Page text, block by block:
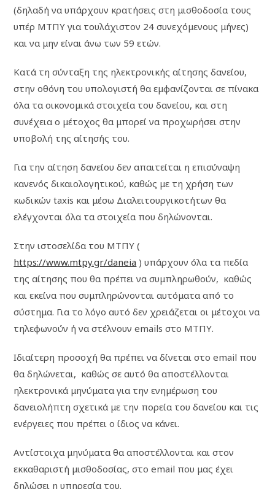
(δηλαδή να υπάρχουν κρατήσεις στη μισθοδοσία τους
υπέρ ΜΤΠΥ για τουλάχιστον 24 συνεχόμενους μήνες)
και να μην είναι άνω των 59 ετών.
Κατά τη σύνταξη της ηλεκτρονικής αίτησης δανείου,
στην οθόνη του υπολογιστή θα εμφανίζονται σε πίνακα
όλα τα οικονομικά στοιχεία του δανείου, και στη
συνέχεια ο μέτοχος θα μπορεί να προχωρήσει στην
υποβολή της αίτησής του.
Για την αίτηση δανείου δεν απαιτείται η επισύναψη
κανενός δικαιολογητικού, καθώς με τη χρήση των
κωδικών taxis και μέσω Διαλειτουργικοτήτων θα
ελέγχονται όλα τα στοιχεία που δηλώνονται.
Στην ιστοσελίδα του ΜΤΠΥ (
https://www.mtpy.gr/daneia ) υπάρχουν όλα τα πεδία
της αίτησης που θα πρέπει να συμπληρωθούν, καθώς
και εκείνα που συμπληρώνονται αυτόματα από το
σύστημα. Για το λόγο αυτό δεν χρειάζεται οι μέτοχοι να
τηλεφωνούν ή να στέλνουν emails στο ΜΤΠΥ.
Ιδιαίτερη προσοχή θα πρέπει να δίνεται στο email που
θα δηλώνεται, καθώς σε αυτό θα αποστέλλονται
ηλεκτρονικά μηνύματα για την ενημέρωση του
δανειολήπτη σχετικά με την πορεία του δανείου και τις
ενέργειες που πρέπει ο ίδιος να κάνει.
Αντίστοιχα μηνύματα θα αποστέλλονται και στον
εκκαθαριστή μισθοδοσίας, στο email που μας έχει
δηλώσει η υπηρεσία του.